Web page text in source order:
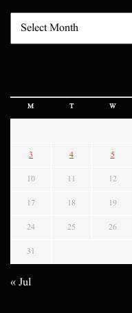
M T W
3 4 5
10 11 12
17 18 19
24 25 26
31
« Jul